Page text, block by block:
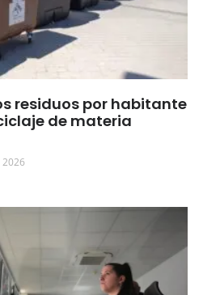
residuos por habitante
de materia